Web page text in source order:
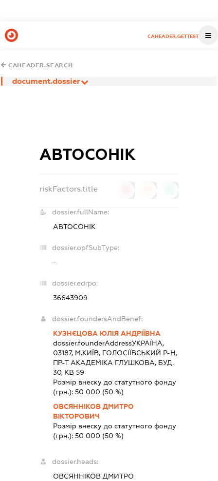
CAHEADER.GETTEST
CAHEADER.SEARCH
document.dossier
АВТОСОНІК
riskFactors.title
dossier.fullName:
АВТОСОНІК
dossier.opfSubType:
-
dossier.edrpo:
36643909
dossier.foundersAndBenef:
КУЗНЄЦОВА ЮЛІЯ АНДРІЇВНА
dossier.founderAddressУКРАЇНА,
03187, М.КИЇВ, ГОЛОСІЇВСЬКИЙ Р-Н,
ПР-Т АКАДЕМІКА ГЛУШКОВА, БУД.
30, КВ 59
Розмір внеску до статутного фонду
(грн.):50 000 (50 %)
ОВСЯННІКОВ ДМИТРО
ВІКТОРОВИЧ
Розмір внеску до статутного фонду
(грн.):50 000 (50 %)
dossier.heads:
ОВСЯННІКОВ ДМИТРО